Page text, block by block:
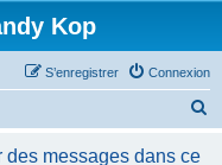
Kop
Connexion
S’enregistrer
des messages dans ce